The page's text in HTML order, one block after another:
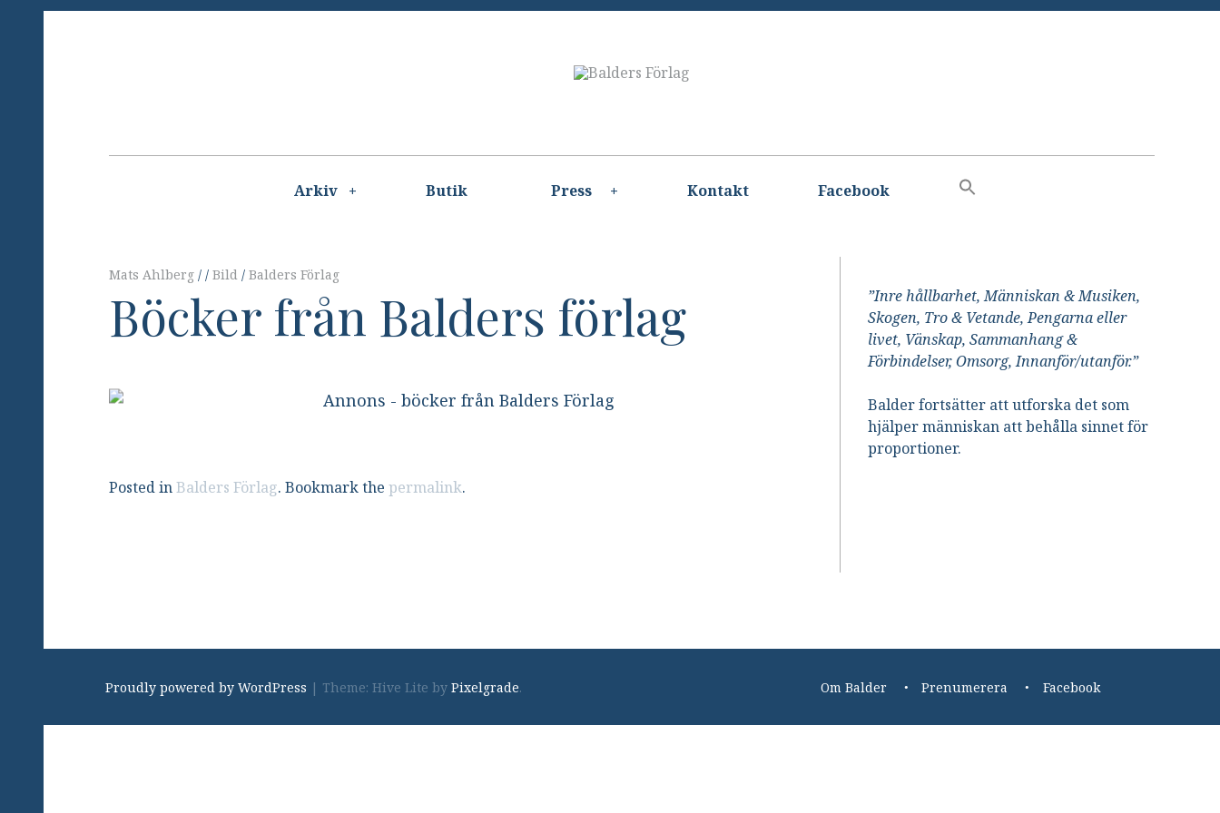
Arkiv Butik Press Kontakt Facebook
Mats Ahlberg Bild Balders Förlag
Böcker från Balders förlag
Posted inBalders Förlag. Bookmark the permalink.
”Inre hållbarhet, Människan & Musiken,
Skogen, Tro & Vetande, Pengarna eller
livet, Vänskap, Sammanhang &
Förbindelser, Omsorg, Innanför/utanför.”
Balder fortsätter att utforska det som
hjälper människan att behålla sinnet för
proportioner.
Proudly powered by WordPress | Theme: Hive Lite by Pixelgrade. Om Balder Prenumerera Facebook